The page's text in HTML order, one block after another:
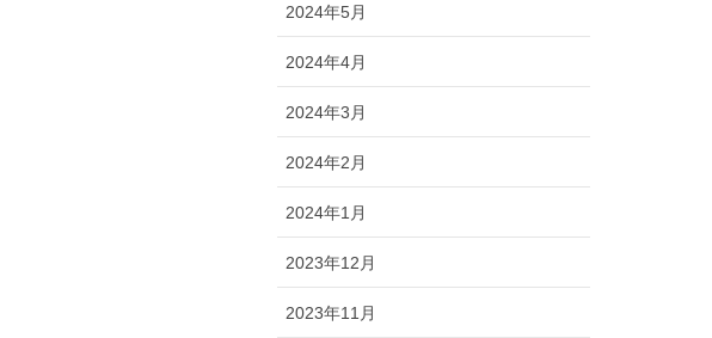
2024年5月
2024年4月
2024年3月
2024年2月
2024年1月
2023年12月
2023年11月